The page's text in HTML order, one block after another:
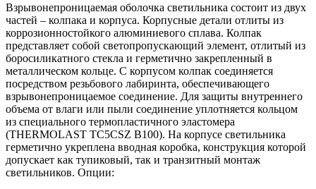
Взрывонепроницаемая оболочка светильника состоит из двух
частей – колпака и корпуса. Корпусные детали отлиты из
коррозионностойкого алюминиевого сплава. Колпак
представляет собой светопропускающий элемент, отлитый из
боросиликатного стекла и герметично закрепленный в
металлическом кольце. С корпусом колпак соединяется
посредством резьбового лабиринта, обеспечивающего
взрывонепроницаемое соединение. Для защиты внутреннего
объема от влаги или пыли соединение уплотняется кольцом
из специального термопластичного эластомера
(THERMOLAST TC5CSZ B100). На корпусе светильника
герметично укреплена вводная коробка, конструкция которой
допускает как тупиковый, так и транзитный монтаж
светильников. Опции: